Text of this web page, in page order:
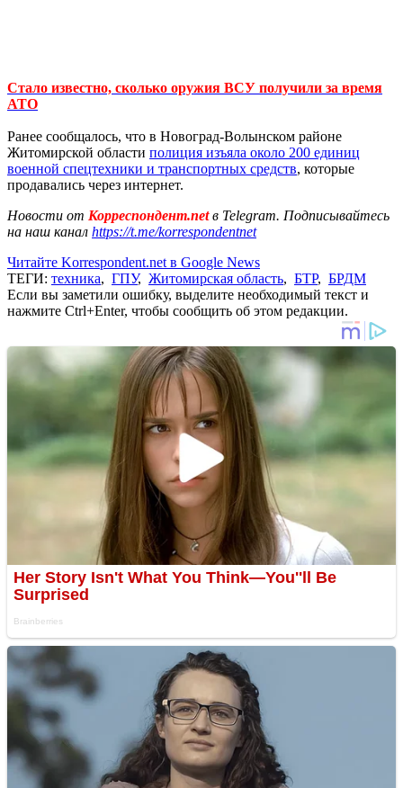
Стало известно, сколько оружия ВСУ получили за время
АТО
Ранее сообщалось, что в Новоград-Волынском районе
Житомирской области полиция изъяла около 200 единиц
военной спецтехники и транспортных средств, которые
продавались через интернет.
Новости от Корреспондент.netв Telegram. Подписывайтесь
на наш канал https://t.me/korrespondentnet
Читайте Korrespondent.net в Google News
ТЕГИ: техника, ГПУ, Житомирская область, БТР, БРДМ
Если вы заметили ошибку, выделите необходимый текст и
нажмите Ctrl+Enter, чтобы сообщить об этом редакции.